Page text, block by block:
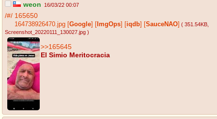
weon 16/03/22 00:07
/#/ 165650
164738926470.jpg Google ImgOps iqdb SauceNAO ( 351.54KB
Screenshot_20220111_130027.jpg )
>>165645
El Simio Meritocracia